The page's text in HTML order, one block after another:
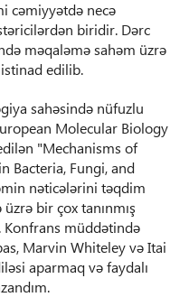
cəmiyyətdə necə
biridir. Dərc
məqaləmə sahəm üzrə
edilib.
sahəsində nüfuzlu
Molecular Biology
"Mechanisms of
Bacteria, Fungi, and
nəticələrini təqdim
bir çox tanınmış
Konfrans müddətində
Marvin Whiteley və Itai
aparmaq və faydalı